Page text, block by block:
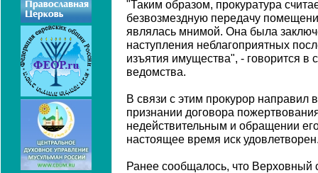
"Таким образом, прокуратура
безвозмездную передачу
являлась мнимой. Она была
наступления неблагоприятных
изъятия имущества", - говорится в
ведомства.
В связи с этим прокурор направил
признании договора
недействительным и обращении
настоящее время иск
Ранее сообщалось, что Верховный